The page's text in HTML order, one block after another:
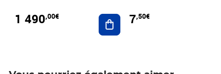
1 490,00€ Ajouter au panier
7,50€